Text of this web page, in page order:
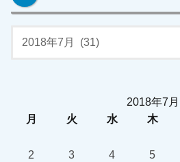
2018年7月
月
火 水 木
2
3 4 5